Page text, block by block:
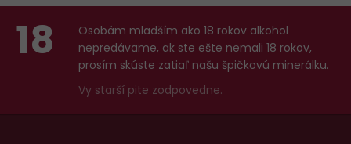
18
Osobám mladším ako 18 rokov alkohol
nepredávame, ak ste ešte nemali 18 rokov,
prosím skúste zatiaľ našu špičkovú minerálku.
Vy starší pite zodpovedne.